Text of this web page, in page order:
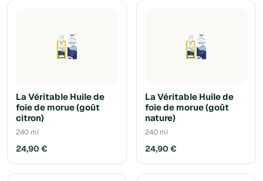
La Véritable Huile de
foie de morue (goût
citron)
240 ml
24,90 €
La Véritable Huile de
foie de morue (goût
nature)
240 ml
24,90 €